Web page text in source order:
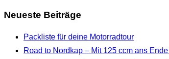
Neueste Beiträge
Packliste für deine Motorradtour
Road to Nordkap – Mit 125 ccm ans